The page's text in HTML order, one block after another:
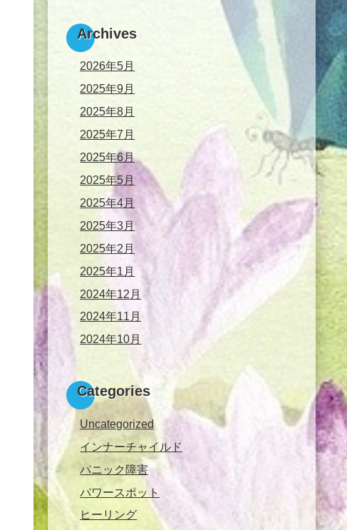
Archives
2026年5月
2025年9月
2025年8月
2025年7月
2025年6月
2025年5月
2025年4月
2025年3月
2025年2月
2025年1月
2024年12月
2024年11月
2024年10月
Categories
Uncategorized
インナーチャイルド
パニック障害
パワースポット
ヒーリング